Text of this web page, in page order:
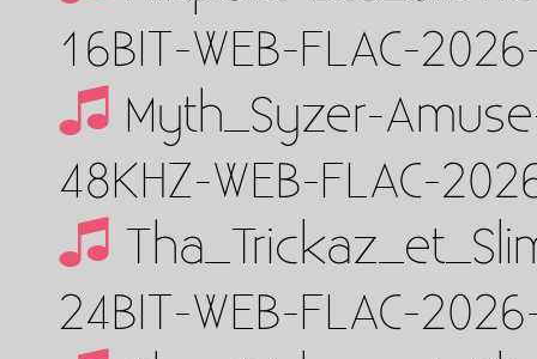
16BIT-WEB-FLAC-
Myth_Syzer-
48KHZ-WEB-FLAC-
24BIT-WEB-FLAC-